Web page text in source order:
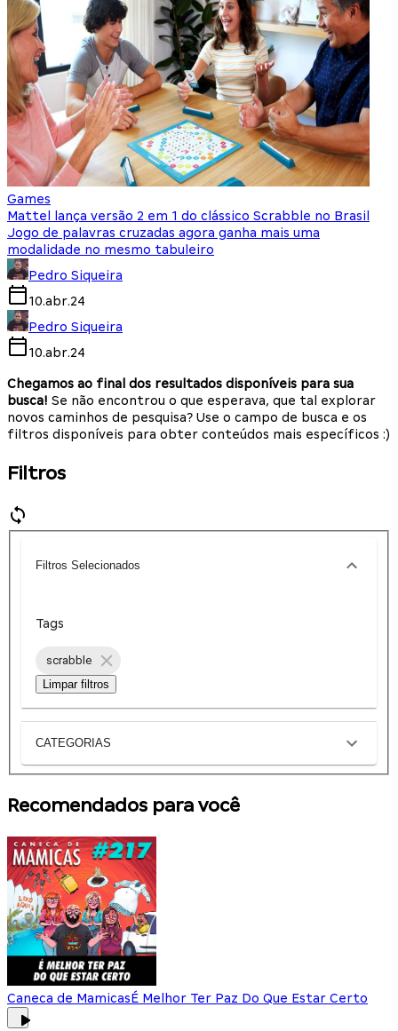
Games
Mattel lança versão 2 em 1 do clássico Scrabble no Brasil
Jogo de palavras cruzadas agora ganha mais uma
modalidade no mesmo tabuleiro
Pedro Siqueira
10.abr.24
Pedro Siqueira
10.abr.24
Chegamos ao final dos resultados disponíveis para sua
busca! Se não encontrou o que esperava, que tal explorar
novos caminhos de pesquisa? Use o campo de busca e os
filtros disponíveis para obter conteúdos mais específicos :)
Filtros
Filtros Selecionados
Tags
scrabble
Limpar filtros
CATEGORIAS
Recomendados para você
Caneca de MamicasÉ Melhor Ter Paz Do Que Estar Certo